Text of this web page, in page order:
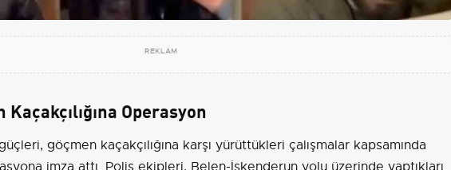
REKLAM
Kaçakçılığına Operasyon
göçmen kaçakçılığına karşı yürüttükleri çalışmalar kapsamında